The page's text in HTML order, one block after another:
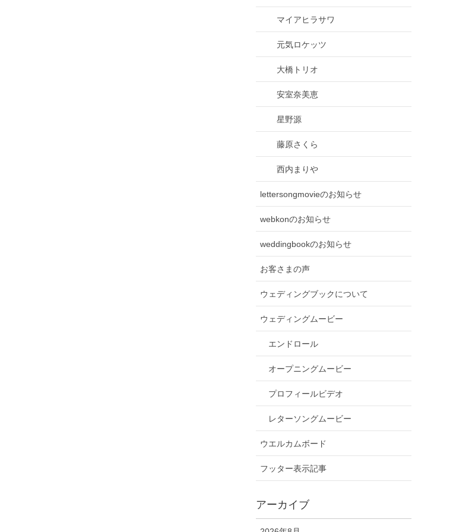
マイアヒラサワ
元気ロケッツ
大橋トリオ
安室奈美恵
星野源
藤原さくら
西内まりや
lettersongmovieのお知らせ
webkonのお知らせ
weddingbookのお知らせ
お客さまの声
ウェディングブックについて
ウェディングムービー
エンドロール
オープニングムービー
プロフィールビデオ
レターソングムービー
ウエルカムボード
フッター表示記事
アーカイブ